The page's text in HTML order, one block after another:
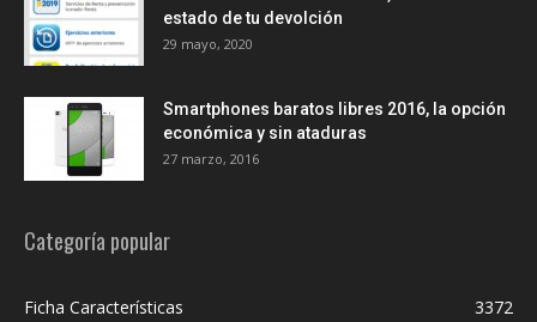
estado de tu devolción
29 mayo, 2020
Smartphones baratos libres 2016, la opción
económica y sin ataduras
27 marzo, 2016
Categoría popular
Ficha Características
3372